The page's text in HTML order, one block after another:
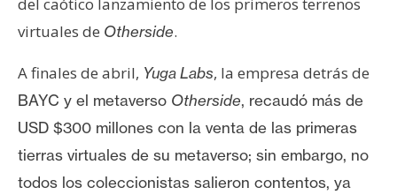
o
n
t
c
t
del caótico lanzamiento de los primeros terrenos
virtuales de Otherside.
A finales de abril, Yuga Labs, la empresa detrás de
BAYC y el metaverso Otherside, recaudó más de
USD $300 millones con la venta de las primeras
tierras virtuales de su metaverso; sin embargo, no
todos los coleccionistas salieron contentos, ya